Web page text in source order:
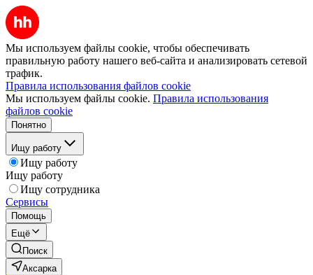
Мы используем файлы cookie, чтобы обеспечивать
правильную работу нашего веб-сайта и анализировать сетевой
трафик.
Правила использования файлов cookie
Мы используем файлы cookie. Правила использования
файлов cookie
Понятно
Ищу работу
Ищу работу
Ищу работу
Ищу сотрудника
Сервисы
Помощь
Ещё
Поиск
Аксарка